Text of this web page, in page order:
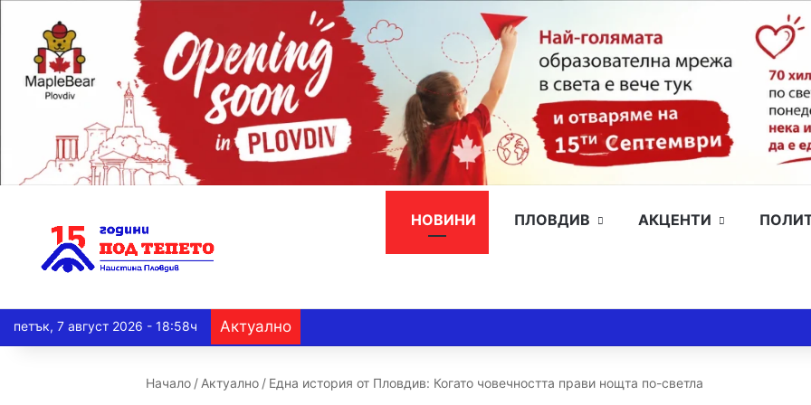
НОВИНИ ПЛОВДИВ АКЦЕНТИ
петък, 7 август 2026 - 18:58ч Актуално
Начало / Актуално / Една история от Пловдив: Когато човечността прави нощта по-светла